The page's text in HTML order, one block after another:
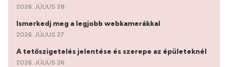
2026. JÚLIUS 28.
Ismerkedj meg a legjobb webkamerákkal
2026. JÚLIUS 27.
A tetőszigetelés jelentése és szerepe az épületeknél
2026. JÚLIUS 26.